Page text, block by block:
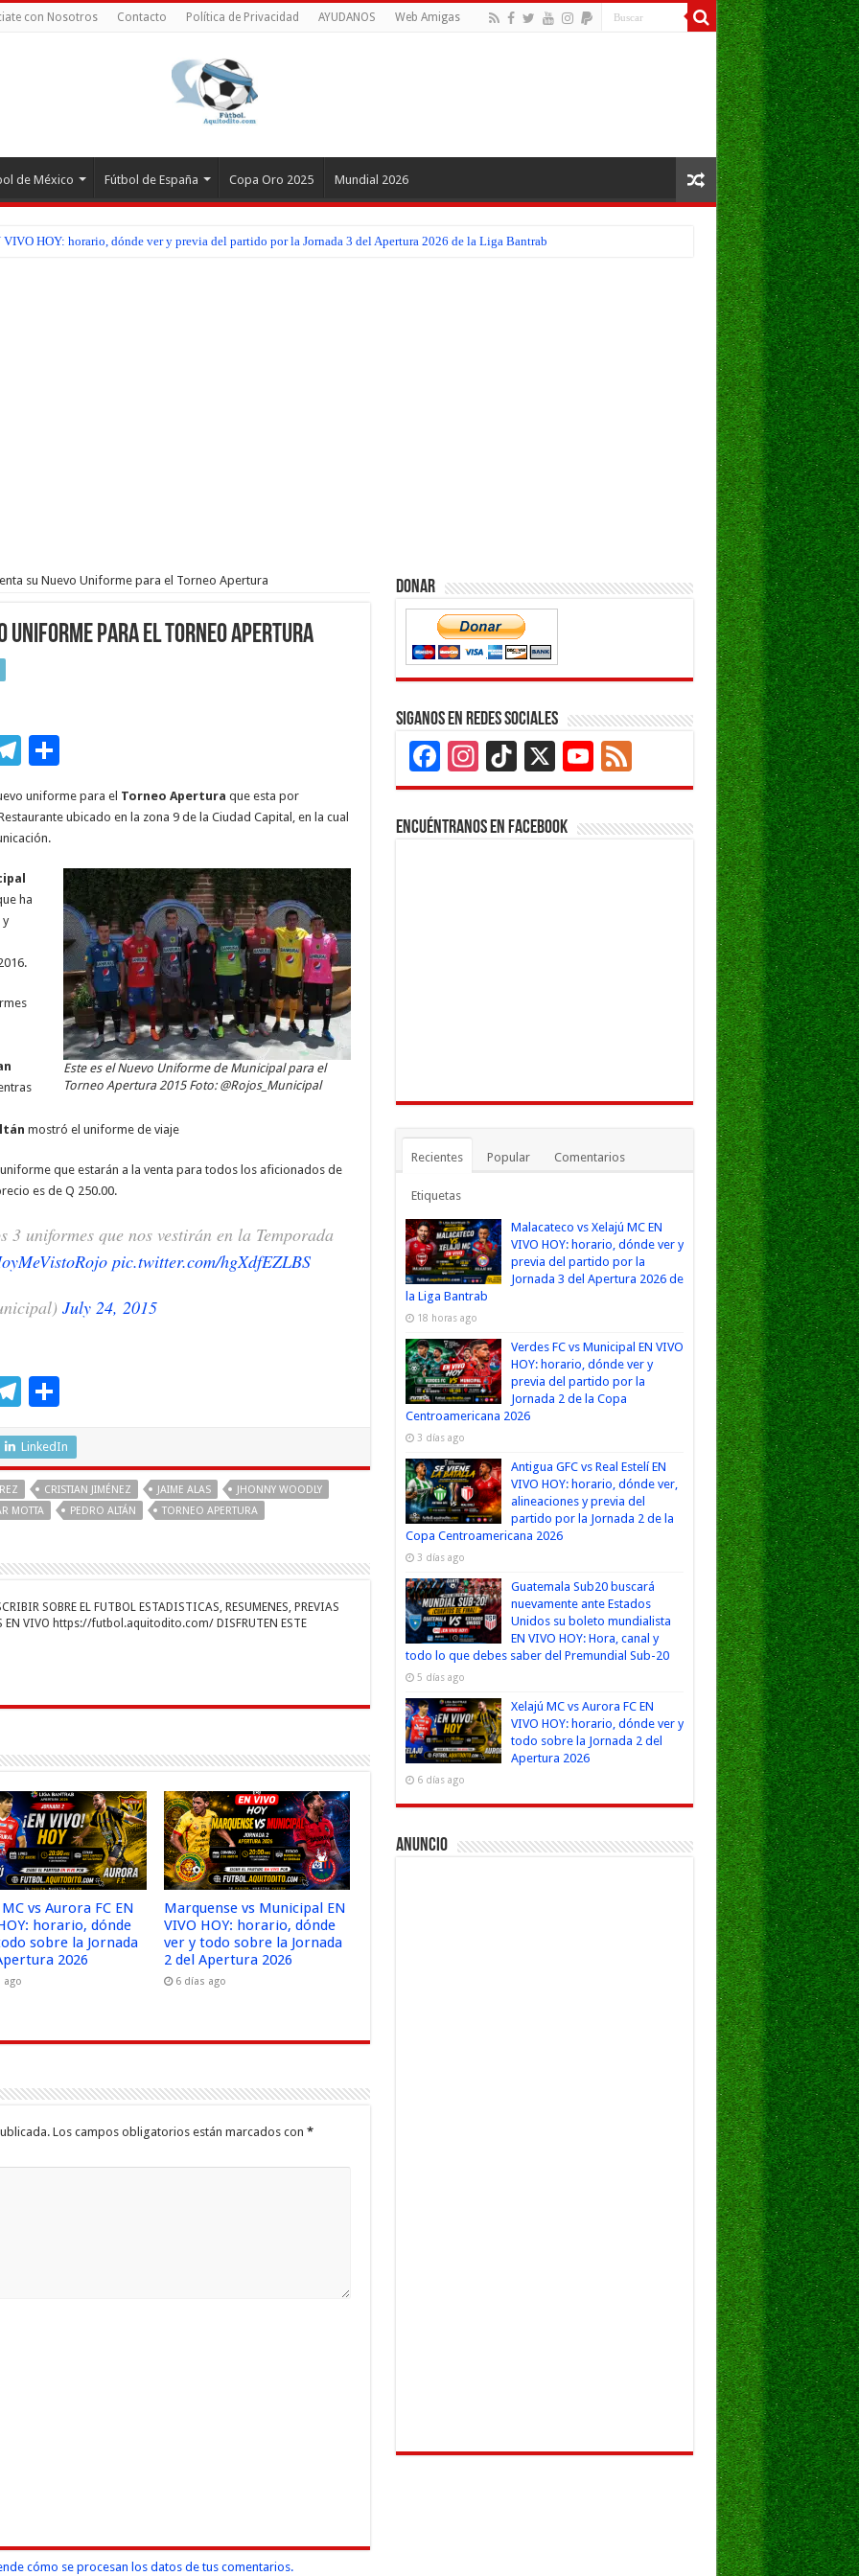
con Nosotros Contacto Política de Privacidad AYUDANOS Web Amigas
de México Fútbol de España Copa Oro 2025 Mundial 2026
HOY: horario, dónde ver y previa del partido por la Jornada 3 del Apertura 2026 de la Liga Bantrab
su Nuevo Uniforme para el Torneo Apertura
Uniforme para el Torneo Apertura
T
el
e
gr
a
m
C
m
ar
ti
r
uniforme para el Torneo Apertura que esta por
ubicado en la zona 9 de la Ciudad Capital, en la cual
Este es el Nuevo Uniforme de Municipal para el
Torneo Apertura 2015 Foto: @Rojos_Municipal
ha
mostró el uniforme de viaje
que estarán a la venta para todos los aficionados de
es de Q 250.00.
3 uniformes que nos vestirán en la Temporada
pic.twitter.com/hgXdfEZLBS
July 24, 2015
T
e
gr
a
C
m
p
ar
r
LinkedIn
CRISTIAN JIMÉNEZ JAIME ALAS
JHONNY WOODLY
MOTTA PEDRO ALTÁN TORNEO APERTURA
SOBRE EL FUTBOL ESTADISTICAS, RESUMENES, PREVIAS
EN VIVO https://futbol.aquitodito.com/ DISFRUTEN ESTE
vs Aurora FC EN
horario, dónde
sobre la Jornada
2026
ago
Marquense vs Municipal EN
VIVO HOY: horario, dónde
ver y todo sobre la Jornada
2 del Apertura 2026
6 días ago
Los campos obligatorios están marcados con *
cómo se procesan los datos de tus comentarios.
Donar
Siganos en Redes Sociales
Facebook
Instagram
TikTok
X YouTube
Channel
Feed
Encuéntranos en Facebook
Recientes Popular Comentarios
Etiquetas
Malacateco vs Xelajú MC EN
VIVO HOY: horario, dónde ver y
previa del partido por la
Jornada 3 del Apertura 2026 de
la Liga Bantrab
18 horas ago
Verdes FC vs Municipal EN VIVO
HOY: horario, dónde ver y
previa del partido por la
Jornada 2 de la Copa
Centroamericana 2026
3 días ago
Antigua GFC vs Real Estelí EN
VIVO HOY: horario, dónde ver,
alineaciones y previa del
partido por la Jornada 2 de la
Copa Centroamericana 2026
3 días ago
Guatemala Sub20 buscará
nuevamente ante Estados
Unidos su boleto mundialista
EN VIVO HOY: Hora, canal y
todo lo que debes saber del Premundial Sub-20
5 días ago
Xelajú MC vs Aurora FC EN
VIVO HOY: horario, dónde ver y
todo sobre la Jornada 2 del
Apertura 2026
6 días ago
Anuncio